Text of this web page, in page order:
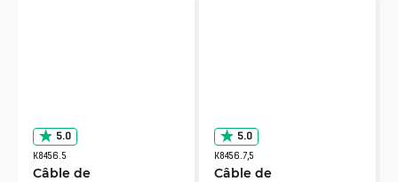
5.0
K8456.5
Câble de
5.0
K8456.7,5
Câble de